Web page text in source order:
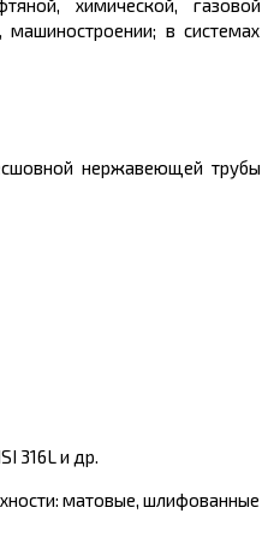
химической, газовой
в системах
нержавеющей трубы
316L и др.
матовые, шлифованные